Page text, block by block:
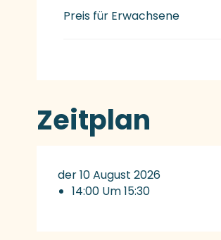
Preis für Erwachsene
Zeitplan
der 10 August 2026
14:00 Um 15:30